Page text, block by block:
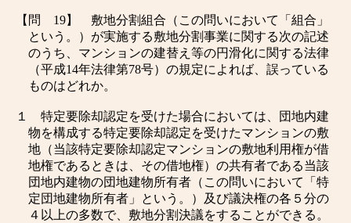
【問 19】 敷地分割組合（この問いにおいて「組合」
という。）が実施する敷地分割事業に関する次の記述
のうち、マンションの建替え等の円滑化に関する法律
（平成14年法律第78号）の規定によれば、誤っている
ものはどれか。
１ 特定要除却認定を受けた場合においては、団地内建
物を構成する特定要除却認定を受けたマンションの敷
地（当該特定要除却認定マンションの敷地利用権が借
地権であるときは、その借地権）の共有者である当該
団地内建物の団地建物所有者（この問いにおいて「特
定団地建物所有者」という。）及び議決権の各５分の
４以上の多数で、敷地分割決議をすることができる。